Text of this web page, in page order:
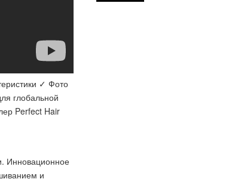
✓ Фото
глобальной
Perfect Hair
Инновационное
и